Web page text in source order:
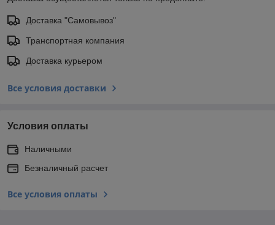
Доставка "Самовывоз"
Транспортная компания
Доставка курьером
Все условия доставки
Условия оплаты
Наличными
Безналичный расчет
Все условия оплаты